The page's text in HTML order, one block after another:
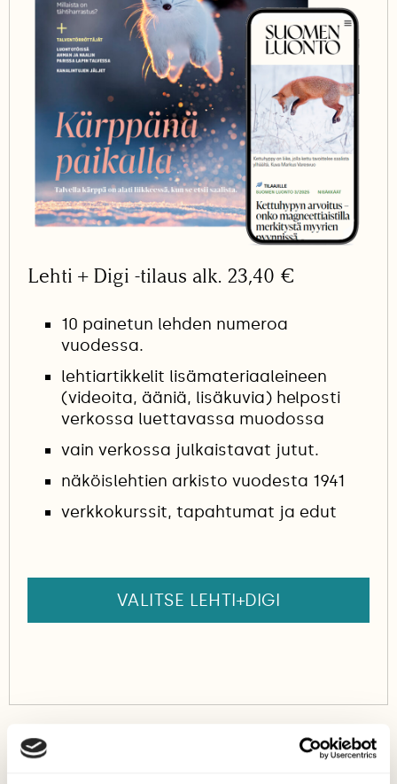
Lehti + Digi -tilaus alk. 23,40 €
10 painetun lehden numeroa
vuodessa.
lehtiartikkelit lisämateriaaleineen
(videoita, ääniä, lisäkuvia) helposti
verkossa luettavassa muodossa
vain verkossa julkaistavat jutut.
näköislehtien arkisto vuodesta 1941
verkkokurssit, tapahtumat ja edut
VALITSE LEHTI+DIGI